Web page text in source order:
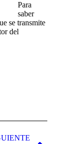
Para
saber
se transmite
del